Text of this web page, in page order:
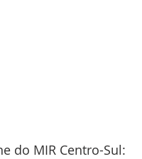
do MIR Centro-Sul: